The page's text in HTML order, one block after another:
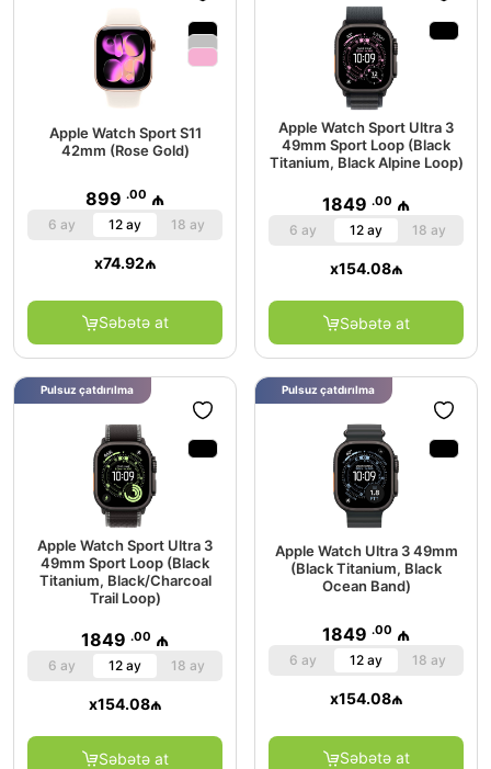
Apple Watch Sport S11
42mm (Rose Gold)
899 .00 ₼
6 ay 12 ay 18 ay
x74.92₼
Səbətə at
Apple Watch Sport Ultra 3
49mm Sport Loop (Black
Titanium, Black Alpine Loop)
1849 .00 ₼
6 ay 12 ay 18 ay
x154.08₼
Səbətə at
Apple Watch Sport Ultra 3
49mm Sport Loop (Black
Titanium, Black/Charcoal
Trail Loop)
1849 .00 ₼
6 ay 12 ay 18 ay
x154.08₼
Səbətə at
Pulsuz çatdırılma
Apple Watch Ultra 3 49mm
(Black Titanium, Black
Ocean Band)
1849 .00 ₼
6 ay 12 ay 18 ay
x154.08₼
Səbətə at
Pulsuz çatdırılma